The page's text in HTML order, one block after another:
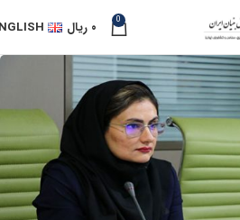
0 ۰ ریال